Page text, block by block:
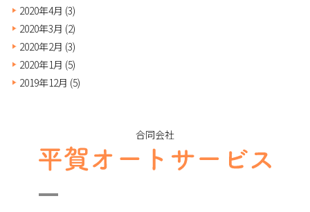
2020年4月 (3)
2020年3月 (2)
2020年2月 (3)
2020年1月 (5)
2019年12月 (5)
合同会社